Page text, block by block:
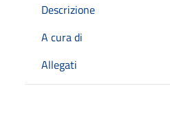
Descrizione
A cura di
Allegati